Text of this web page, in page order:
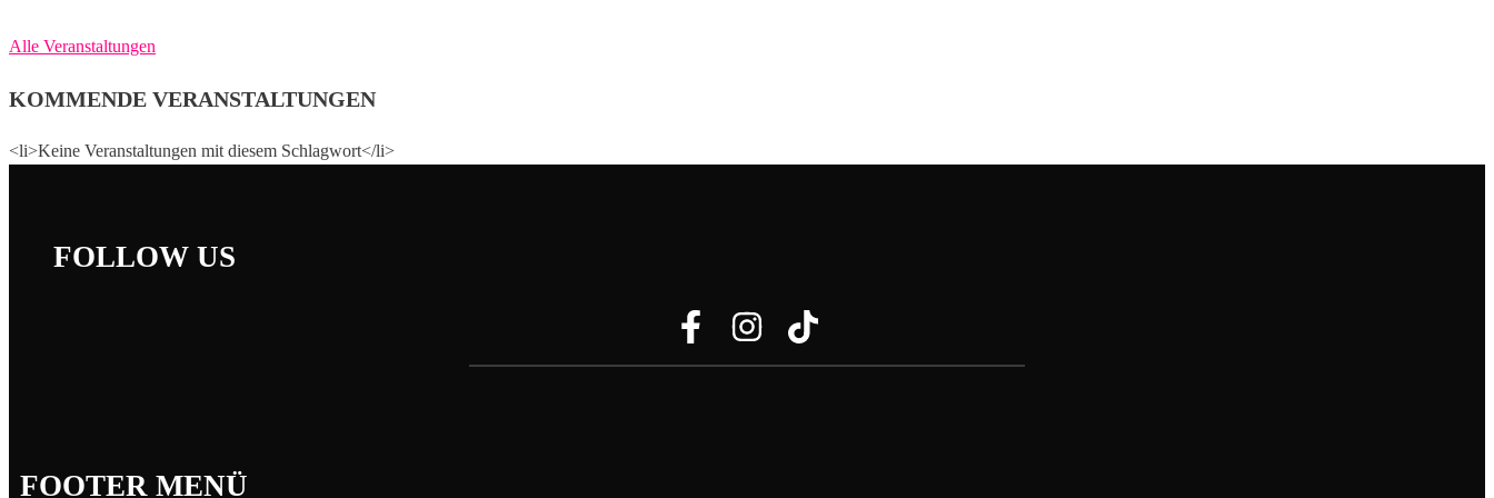
Alle Veranstaltungen
KOMMENDE VERANSTALTUNGEN
<li>Keine Veranstaltungen mit diesem Schlagwort</li>
FOLLOW US
FOOTER MENÜ